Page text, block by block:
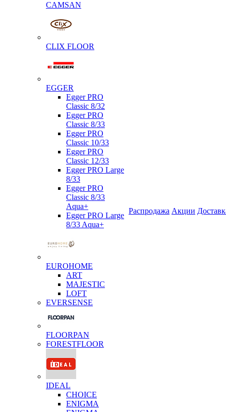
CAMSAN
CLIX FLOOR
EGGER
Egger PRO
Classic 8/32
Egger PRO
Classic 8/33
Egger PRO
Classic 10/33
Egger PRO
Classic 12/33
Egger PRO Large
8/33
Egger PRO
Classic 8/33
Aqua+
Egger PRO Large
8/33 Aqua+
EUROHOME
ART
MAJESTIC
LOFT
EVERSENSE
FLOORPAN
FORESTFLOOR
IDEAL
CHOICE
ENIGMA
Распродажа Акции